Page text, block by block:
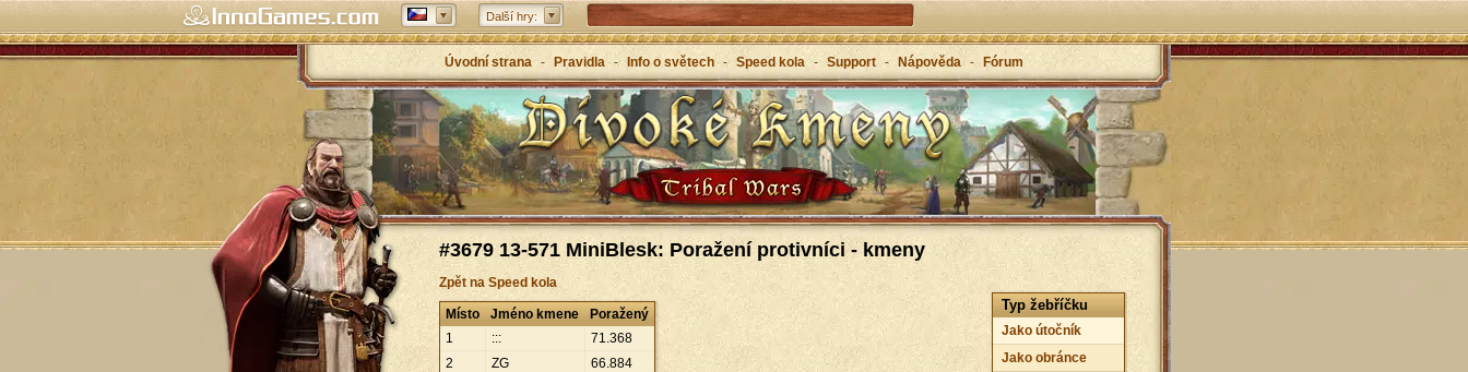
Další hry: Tribal Wars 2 - nástupce klasiky
Forge of Empires – strategicky napříč věky
Grepolis – vybuduj svou říši v antickém Řecku
Úvodní strana - Pravidla - Info o světech - Speed kola - Support - Nápověda - Fórum
#3679 13-571 MiniBlesk: Poražení protivníci - kmeny
Zpět na Speed kola
Typ žebříčku
Jako útočník
Jako obránce
Místo Jméno kmene
Poražený
1
::: 71.368
2
ZG 66.884